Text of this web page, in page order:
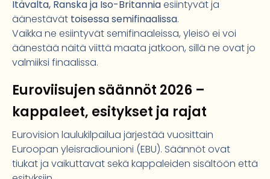
Itävalta, Ranska ja Iso-Britanniaesiintyvät ja
äänestävät toisessa semifinaalissa.
Vaikka ne esiintyvät semifinaaleissa, yleisö ei voi
äänestää näitä viittä maata jatkoon, sillä ne ovat jo
valmiiksi finaalissa.
Euroviisujen säännöt 2026 –
kappaleet, esitykset ja rajat
Eurovision laulukilpailua järjestää vuosittain
Euroopan yleisradiounioni (EBU). Säännöt ovat
tiukat ja vaikuttavat sekä kappaleiden sisältöön että